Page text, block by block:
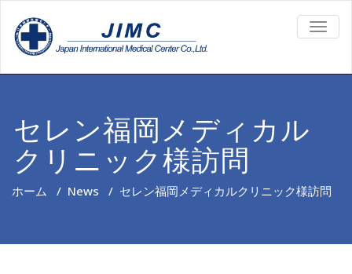
セレン福岡メディカル
クリニック様訪問
ホーム / News / セレン福岡メディカルクリニック様訪問